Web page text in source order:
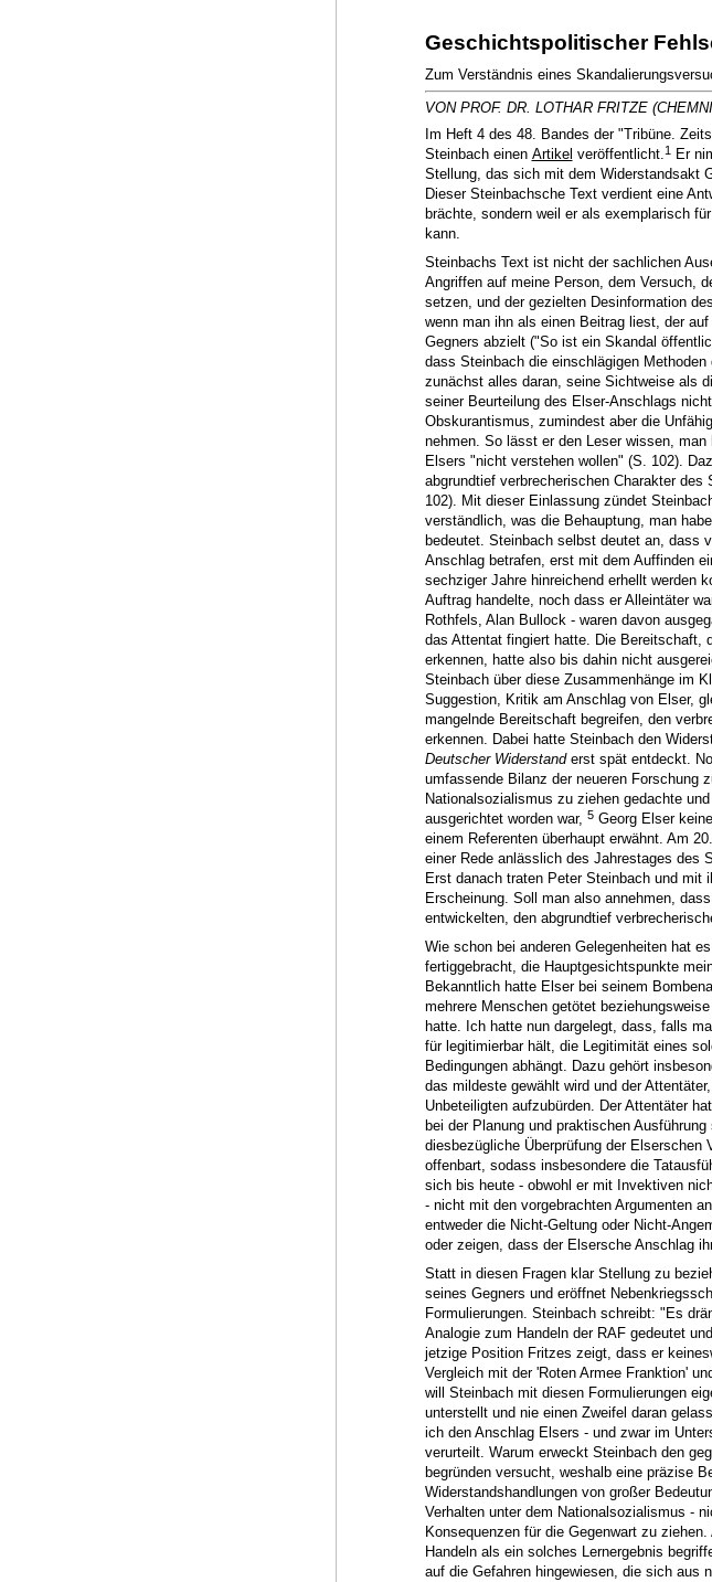
Geschichtspolitischer
Zum Verständnis eines
VON PROF. DR. LOTHAR FRITZE
Im Heft 4 des 48. Bandes der "Tribüne.
Steinbach einen Artikel veröffentlicht.1 Er
Stellung, das sich mit dem Widerstandsakt
Dieser Steinbachsche Text verdient eine
brächte, sondern weil er als exemplarisch
kann.
Steinbachs Text ist nicht der sachlichen
Angriffen auf meine Person, dem Versuch,
setzen, und der gezielten Desinformation
wenn man ihn als einen Beitrag liest, der
Gegners abzielt ("So ist ein Skandal
dass Steinbach die einschlägigen
zunächst alles daran, seine Sichtweise als
seiner Beurteilung des Elser-Anschlags
Obskurantismus, zumindest aber die
nehmen. So lässt er den Leser wissen,
Elsers "nicht verstehen wollen" (S. 102).
abgrundtief verbrecherischen Charakter
102). Mit dieser Einlassung zündet
verständlich, was die Behauptung, man
bedeutet. Steinbach selbst deutet an, dass
Anschlag betrafen, erst mit dem Auffinden
sechziger Jahre hinreichend erhellt werden
Auftrag handelte, noch dass er Alleintäter
Rothfels, Alan Bullock - waren davon
das Attentat fingiert hatte. Die Bereitschaft,
erkennen, hatte also bis dahin nicht
Steinbach über diese Zusammenhänge im
Suggestion, Kritik am Anschlag von Elser,
mangelnde Bereitschaft begreifen, den
erkennen. Dabei hatte Steinbach den
Deutscher Widerstanderst spät entdeckt.
umfassende Bilanz der neueren Forschung
Nationalsozialismus zu ziehen gedachte
ausgerichtet worden war, 5Georg Elser
einem Referenten überhaupt erwähnt. Am
einer Rede anlässlich des Jahrestages des
Erst danach traten Peter Steinbach und mit
Erscheinung. Soll man also annehmen,
entwickelten, den abgrundtief
Wie schon bei anderen Gelegenheiten hat
fertiggebracht, die Hauptgesichtspunkte
Bekanntlich hatte Elser bei seinem
mehrere Menschen getötet
hatte. Ich hatte nun dargelegt, dass, falls
für legitimierbar hält, die Legitimität eines
Bedingungen abhängt. Dazu gehört
das mildeste gewählt wird und der
Unbeteiligten aufzubürden. Der Attentäter
bei der Planung und praktischen
diesbezügliche Überprüfung der Elserschen
offenbart, sodass insbesondere die
sich bis heute - obwohl er mit Invektiven
- nicht mit den vorgebrachten Argumenten
entweder die Nicht-Geltung oder Nicht-
oder zeigen, dass der Elsersche Anschlag
Statt in diesen Fragen klar Stellung zu
seines Gegners und eröffnet
Formulierungen. Steinbach schreibt: "Es
Analogie zum Handeln der RAF gedeutet
jetzige Position Fritzes zeigt, dass er
Vergleich mit der 'Roten Armee Franktion'
will Steinbach mit diesen Formulierungen
unterstellt und nie einen Zweifel daran
ich den Anschlag Elsers - und zwar im
verurteilt. Warum erweckt Steinbach den
begründen versucht, weshalb eine präzise
Widerstandshandlungen von großer
Verhalten unter dem Nationalsozialismus -
Konsequenzen für die Gegenwart zu
Handeln als ein solches Lernergebnis
auf die Gefahren hingewiesen, die sich aus